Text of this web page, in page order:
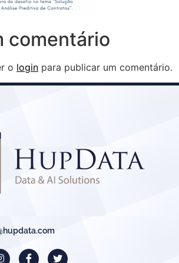
comentário
o login para publicar um comentário.